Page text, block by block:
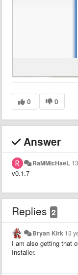
0 0
Answer
RaMMicHaeL
v0.1.7
Replies 2
Bryan Kirk 13
I am also getting that
Installer.